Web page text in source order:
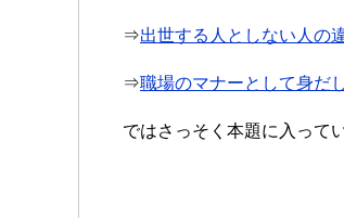
⇒出世する人としない人の
⇒職場のマナーとして身だ
ではさっそく本題に入って